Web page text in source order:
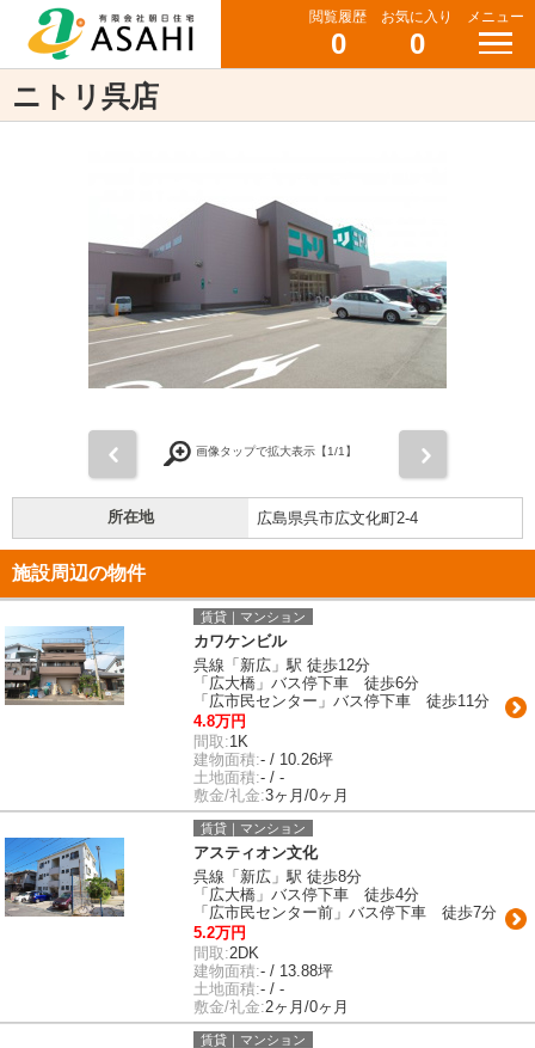
閲覧履歴
0
お気に入り
0
メニュー
ニトリ呉店
画像タップで拡大表示【1/1】
所在地 広島県呉市広文化町2-4
施設周辺の物件
賃貸｜マンション
カワケンビル
呉線「新広」駅 徒歩12分
「広大橋」バス停下車 徒歩6分
「広市民センター」バス停下車 徒歩11分
4.8万円
間取:1K
建物面積:- / 10.26坪
土地面積:- / -
敷金/礼金:3ヶ月/0ヶ月
賃貸｜マンション
アスティオン文化
呉線「新広」駅 徒歩8分
「広大橋」バス停下車 徒歩4分
「広市民センター前」バス停下車 徒歩7分
5.2万円
間取:2DK
建物面積:- / 13.88坪
土地面積:- / -
敷金/礼金:2ヶ月/0ヶ月
賃貸｜マンション